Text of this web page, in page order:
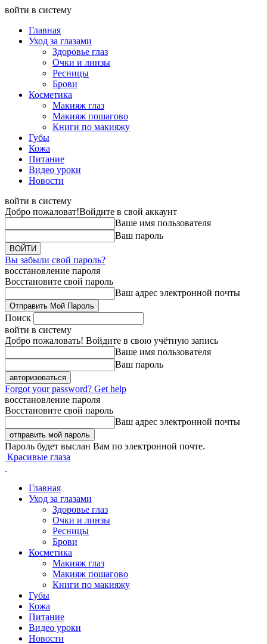
войти в систему
Главная
Уход за глазами
Здоровье глаз
Очки и линзы
Ресницы
Брови
Косметика
Макияж глаз
Макияж пошагово
Книги по макияжу
Губы
Кожа
Питание
Видео уроки
Новости
войти в систему
Добро пожаловат!Войдите в свой аккаунт
Ваше имя пользователя
Ваш пароль
Вы забыли свой пароль?
восстановление пароля
Восстановите свой пароль
Ваш адрес электронной почты
Поиск
войти в систему
Добро пожаловать! Войдите в свою учётную запись
Ваше имя пользователя
Ваш пароль
Forgot your password? Get help
восстановление пароля
Восстановите свой пароль
Ваш адрес электронной почты
Пароль будет выслан Вам по электронной почте.
Красивые глаза
Главная
Уход за глазами
Здоровье глаз
Очки и линзы
Ресницы
Брови
Косметика
Макияж глаз
Макияж пошагово
Книги по макияжу
Губы
Кожа
Питание
Видео уроки
Новости